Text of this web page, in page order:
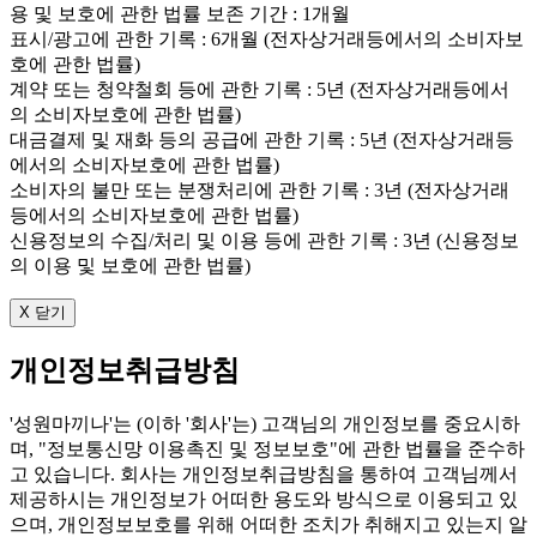
용 및 보호에 관한 법률 보존 기간 : 1개월
표시/광고에 관한 기록 : 6개월 (전자상거래등에서의 소비자보
호에 관한 법률)
계약 또는 청약철회 등에 관한 기록 : 5년 (전자상거래등에서
의 소비자보호에 관한 법률)
대금결제 및 재화 등의 공급에 관한 기록 : 5년 (전자상거래등
에서의 소비자보호에 관한 법률)
소비자의 불만 또는 분쟁처리에 관한 기록 : 3년 (전자상거래
등에서의 소비자보호에 관한 법률)
신용정보의 수집/처리 및 이용 등에 관한 기록 : 3년 (신용정보
의 이용 및 보호에 관한 법률)
X 닫기
개인정보취급방침
'성원마끼나'는 (이하 '회사'는) 고객님의 개인정보를 중요시하
며, "정보통신망 이용촉진 및 정보보호"에 관한 법률을 준수하
고 있습니다. 회사는 개인정보취급방침을 통하여 고객님께서
제공하시는 개인정보가 어떠한 용도와 방식으로 이용되고 있
으며, 개인정보보호를 위해 어떠한 조치가 취해지고 있는지 알